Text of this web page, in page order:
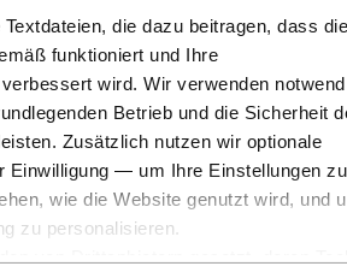
die dazu beitragen, dass die
funktioniert und Ihre
wird. Wir verwenden
Betrieb und die Sicherheit
Zusätzlich nutzen wir optionale
— um Ihre Einstellungen zu
wie die Website genutzt wird, und
zu personalisieren.